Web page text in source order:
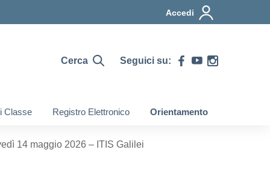
Accedi
Cerca Seguici su:
Classe Registro Elettronico Orientamento
14 maggio 2026 – ITIS Galilei